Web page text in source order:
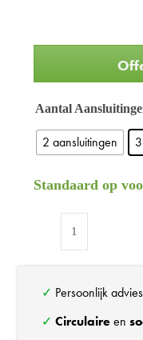
Aantal
2 aansluitingen
Standaard op
✓ Persoonlijk
✓Circulaireen